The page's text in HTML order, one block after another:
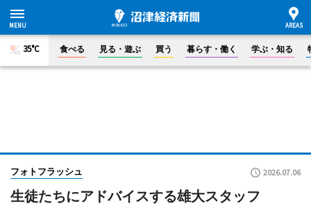
35°C 食べる 見る・遊ぶ 買う 暮らす・働く 学ぶ・知る
フォトフラッシュ 2026.07.06
生徒たちにアドバイスする雄大スタッフ